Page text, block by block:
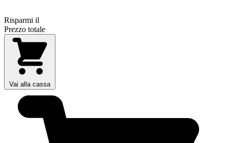
Risparmi il
Prezzo totale
Vai alla cassa